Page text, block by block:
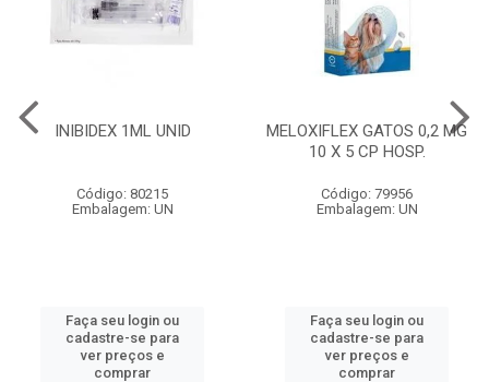
INIBIDEX 1ML UNID
Código: 80215
Embalagem: UN
Faça seu login ou
cadastre-se para
ver preços e
comprar
MELOXIFLEX GATOS 0,2 MG
10 X 5 CP HOSP.
Código: 79956
Embalagem: UN
Faça seu login ou
cadastre-se para
ver preços e
comprar